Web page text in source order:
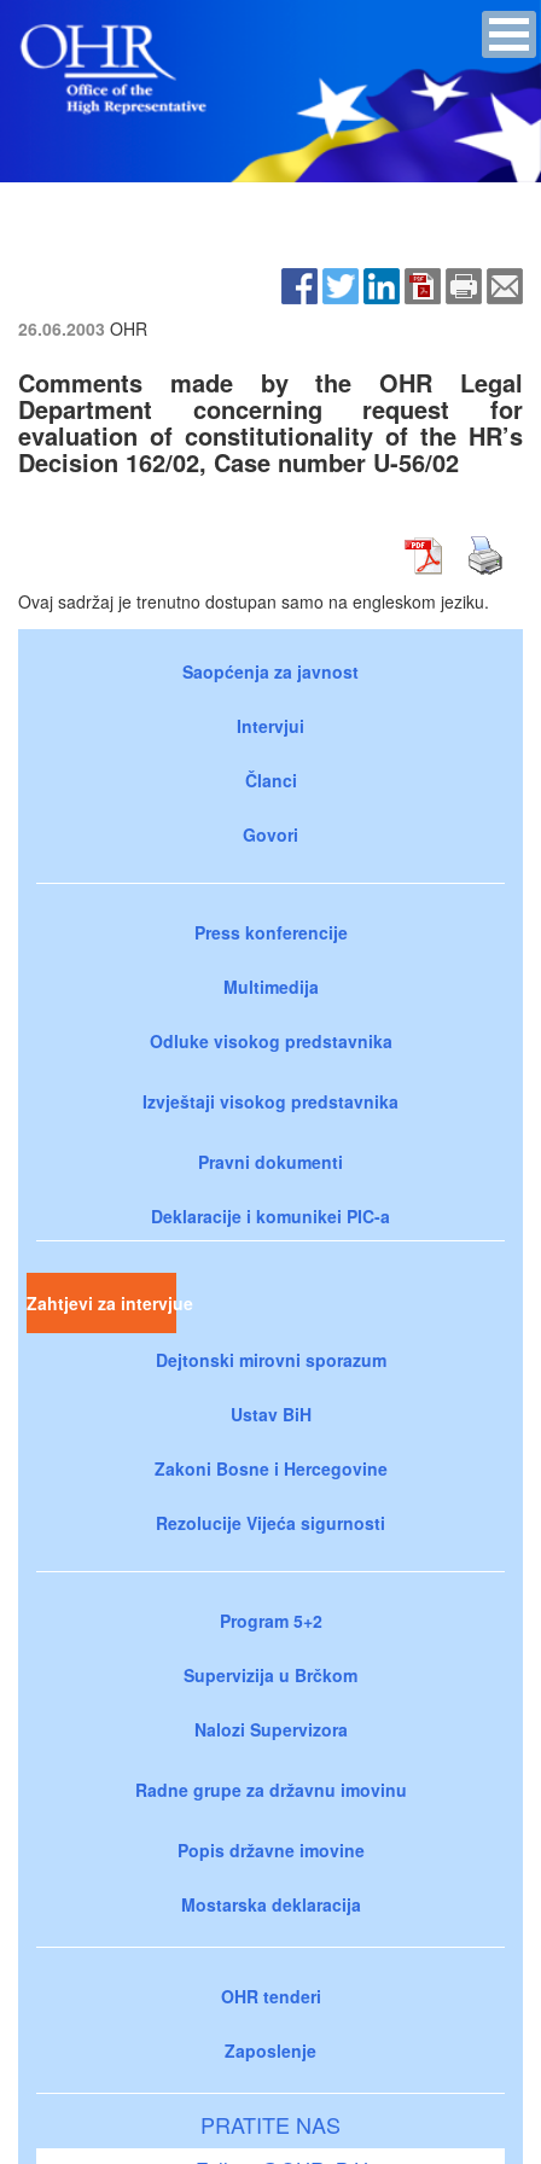
26.06.2003 OHR
Comments made by the OHR Legal
Department concerning request for
evaluation of constitutionality of the HR’s
Decision 162/02, Case number U-56/02
Ovaj sadržaj je trenutno dostupan samo na engleskom jeziku.
Saopćenja za javnost
Intervjui
Članci
Govori
Press konferencije
Multimedija
Odluke visokog predstavnika
Izvještaji visokog predstavnika
Pravni dokumenti
Deklaracije i komunikei PIC-a
Zahtjevi za intervjue
Dejtonski mirovni sporazum
Ustav BiH
Zakoni Bosne i Hercegovine
Rezolucije Vijeća sigurnosti
Program 5+2
Supervizija u Brčkom
Nalozi Supervizora
Radne grupe za državnu imovinu
Popis državne imovine
Mostarska deklaracija
OHR tenderi
Zaposlenje
PRATITE NAS